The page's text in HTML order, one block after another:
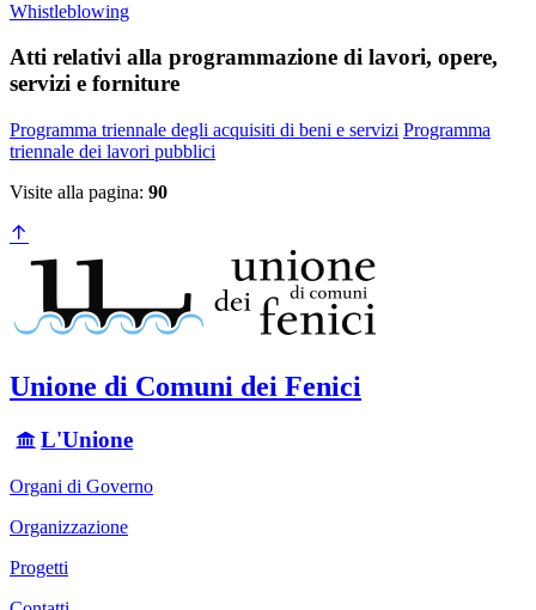
Whistleblowing
Atti relativi alla programmazione di lavori, opere,
servizi e forniture
Programma triennale degli acquisiti di beni e servizi Programma
triennale dei lavori pubblici
Visite alla pagina: 90
Unione di Comuni dei Fenici
L'Unione
Organi di Governo
Organizzazione
Progetti